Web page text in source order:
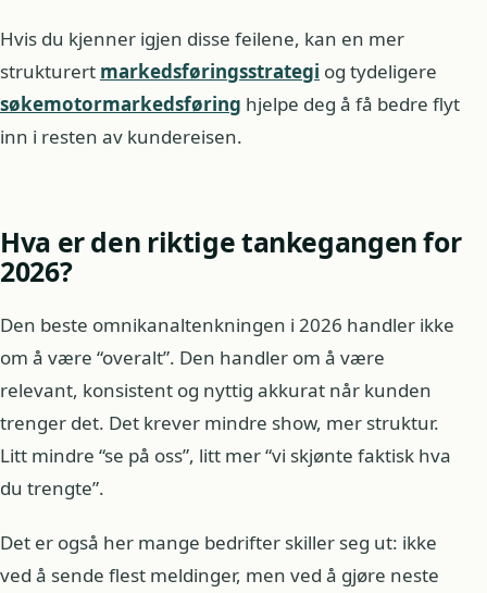
Hvis du kjenner igjen disse feilene, kan en mer
strukturert markedsføringsstrategi og tydeligere
søkemotormarkedsføring hjelpe deg å få bedre flyt
inn i resten av kundereisen.
Hva er den riktige tankegangen for
2026?
Den beste omnikanaltenkningen i 2026 handler ikke
om å være “overalt”. Den handler om å være
relevant, konsistent og nyttig akkurat når kunden
trenger det. Det krever mindre show, mer struktur.
Litt mindre “se på oss”, litt mer “vi skjønte faktisk hva
du trengte”.
Det er også her mange bedrifter skiller seg ut: ikke
ved å sende flest meldinger, men ved å gjøre neste